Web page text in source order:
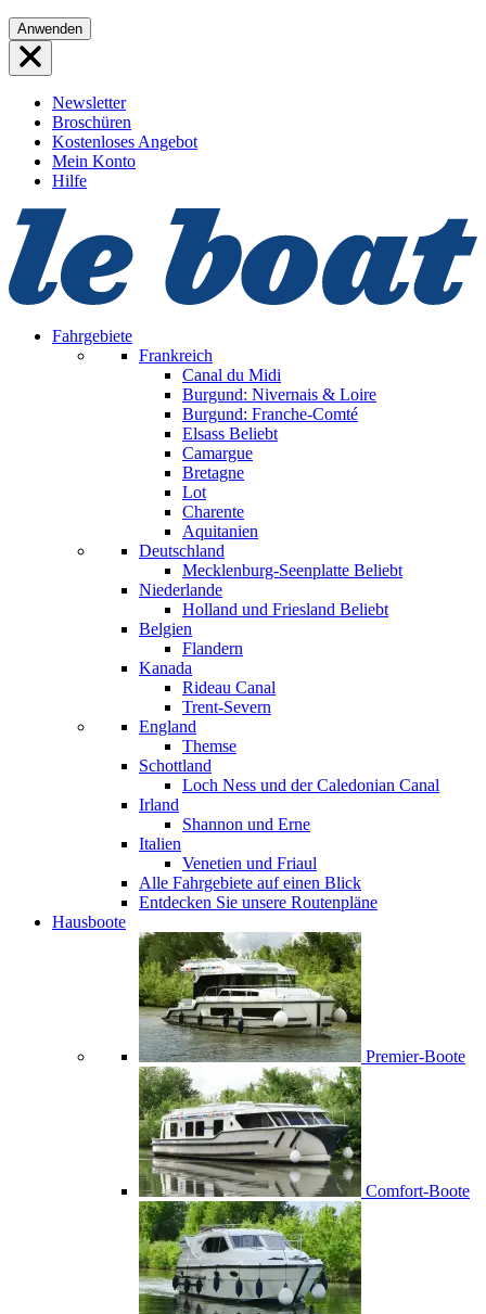
Direkt
zum
Inhalt
Anwenden
Newsletter
Broschüren
Kostenloses Angebot
Mein Konto
Hilfe
Fahrgebiete
Frankreich
Canal du Midi
Burgund: Nivernais & Loire
Burgund: Franche-Comté
Elsass Beliebt
Camargue
Bretagne
Lot
Charente
Aquitanien
Deutschland
Mecklenburg-Seenplatte Beliebt
Niederlande
Holland und Friesland Beliebt
Belgien
Flandern
Kanada
Rideau Canal
Trent-Severn
England
Themse
Schottland
Loch Ness und der Caledonian Canal
Irland
Shannon und Erne
Italien
Venetien und Friaul
Alle Fahrgebiete auf einen Blick
Entdecken Sie unsere Routenpläne
Hausboote
Premier-Boote
Comfort-Boote